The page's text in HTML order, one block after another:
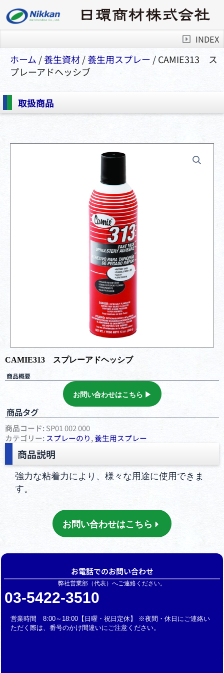
INDEX
ホーム /養生資材/養⽣⽤スプレー / CAMIE313 ス
プレーアドヘッシブ
取扱商品
CAMIE313 スプレーアドヘッシブ
商品概要
お問い合わせはこちら ▶︎
商品タグ
商品コード:SP01 002 000
カテゴリー: スプレーのり,養⽣⽤スプレー
商品説明
強力な粘着力により、様々な用途に使用できま
す。
お問い合わせはこちら
お電話でのお問い合わせ
弊社営業部（代表）へご連絡ください。
03-5422-3510
営業時間 8:00～18:00【日曜・祝日定休】 ※夜間・休日にご連絡い
ただく際は、番号のかけ間違いにご注意ください。